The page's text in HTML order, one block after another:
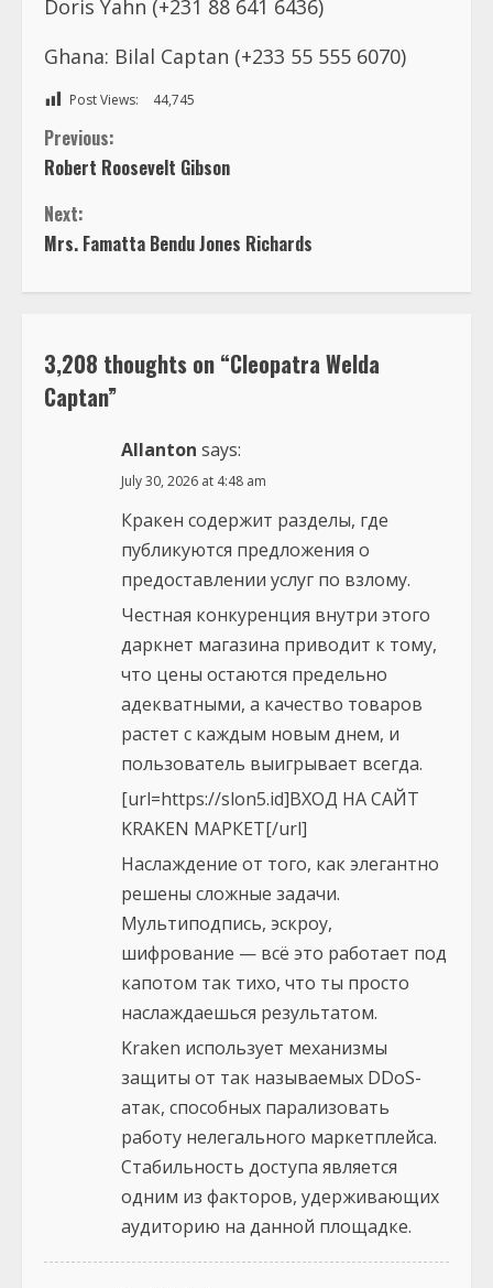
Doris Yahn (+231 88 641 6436)
Ghana: Bilal Captan (+233 55 555 6070)
Post Views: 44,745
C
o
n
t
i
n
Previous:
Robert Roosevelt Gibson
Next:
Mrs. Famatta Bendu Jones Richards
3,208 thoughts on “Cleopatra Welda
Captan”
Allanton says:
July 30, 2026 at 4:48 am
Кракен содержит разделы, где
публикуются предложения о
предоставлении услуг по взлому.
Честная конкуренция внутри этого
даркнет магазина приводит к тому,
что цены остаются предельно
адекватными, а качество товаров
растет с каждым новым днем, и
пользователь выигрывает всегда.
[url=https://slon5.id]ВХОД НА САЙТ
KRAKEN МАРКЕТ[/url]
Наслаждение от того, как элегантно
решены сложные задачи.
Мультиподпись, эскроу,
шифрование — всё это работает под
капотом так тихо, что ты просто
наслаждаешься результатом.
Kraken использует механизмы
защиты от так называемых DDoS-
атак, способных парализовать
работу нелегального маркетплейса.
Стабильность доступа является
одним из факторов, удерживающих
аудиторию на данной площадке.